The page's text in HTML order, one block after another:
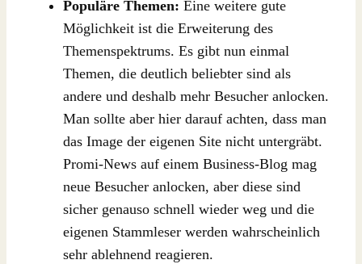
Populäre Themen: Eine weitere gute
Möglichkeit ist die Erweiterung des
Themenspektrums. Es gibt nun einmal
Themen, die deutlich beliebter sind als
andere und deshalb mehr Besucher anlocken.
Man sollte aber hier darauf achten, dass man
das Image der eigenen Site nicht untergräbt.
Promi-News auf einem Business-Blog mag
neue Besucher anlocken, aber diese sind
sicher genauso schnell wieder weg und die
eigenen Stammleser werden wahrscheinlich
sehr ablehnend reagieren.